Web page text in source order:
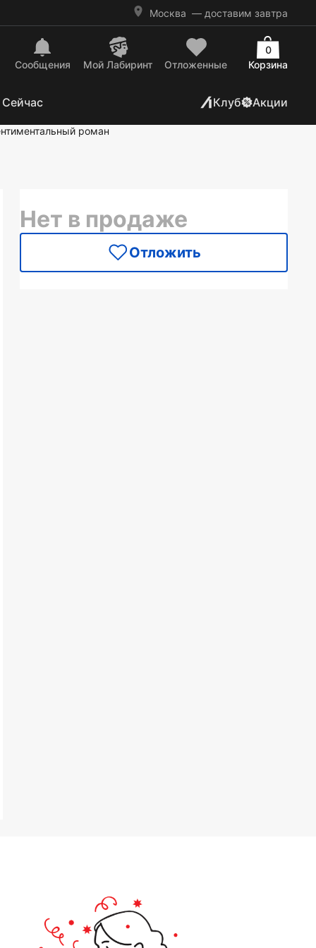
Москва — доставим завтра
Сообщения Mой Лабиринт Отложенные Корзина
0
Клуб Акции
роман
Нет в продаже
Отложить